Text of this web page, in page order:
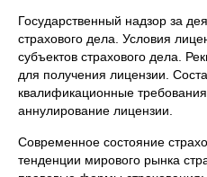
Государственный надзор за
страхового дела. Условия
субъектов страхового дела.
для получения лицензии.
квалификационные
аннулирование лицензии.
Современное состояние
тенденции мирового рынка